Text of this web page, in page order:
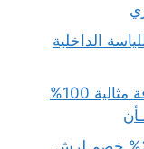
اللياسة الداخلية
شركة تنظيف بالخرج خصم 45%لنظافة مثالية 100%